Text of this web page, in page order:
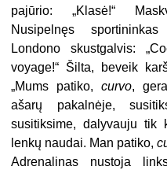
pajūrio: „Klasė!“
Nusipelnęs
Londono skustgalvis:
voyage!“ Šilta, beveik
„Mums patiko, curvo,
ašarų pakalnėje,
susitiksime, dalyvauju tik
lenkų naudai. Man patiko,
Adrenalinas nustoja